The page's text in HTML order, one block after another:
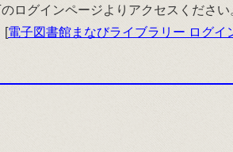
のログインページよりアクセスください
[電子図書館まなびライブラリー ログイ